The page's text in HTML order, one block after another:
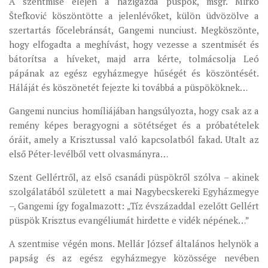
ZSINAT MOTTÓJA, LOGÓJA
ZSINATI IRODA
KOORDINÁLÓ BIZOTTSÁG
ZSINATI TAGOK
MUNKADOKUMENTUMOK
ZSINATI HÍREK-ÚJSÁG
PASZTORÁLSZOCIOLÓGIAI FELMÉRÉS
KISKORÚAK VÉDELME
„GYERMEKVÉDELMI” KIHÍVÁSOK KÁNONJOGI
MEGKÖZELÍTÉSBEN
Štefković köszöntötte a jelenlévőket, külön üdvözölve a
szertartás főcelebránsát, Gangemi nunciust. Megköszönte,
hogy elfogadta a meghívást, hogy vezesse a szentmisét és
bátorítsa a híveket, majd arra kérte, tolmácsolja Leó
pápának az egész egyházmegye hűségét és köszöntését.
Háláját és köszönetét fejezte ki továbbá a püspököknek…
Gangemi nuncius homíliájában hangsúlyozta, hogy csak az a
remény képes beragyogni a sötétséget és a próbatételek
óráit, amely a Krisztussal való kapcsolatból fakad. Utalt az
első Péter-levélből vett olvasmányra…
Szent Gellértről, az első csanádi püspökről szólva – akinek
szolgálatából született a mai Nagybecskereki Egyházmegye
–, Gangemi így fogalmazott: „Tíz évszázaddal ezelőtt Gellért
püspök Krisztus evangéliumát hirdette e vidék népének…”
A szentmise végén mons. Mellár József általános helynök a
papság és az egész egyházmegye közössége nevében